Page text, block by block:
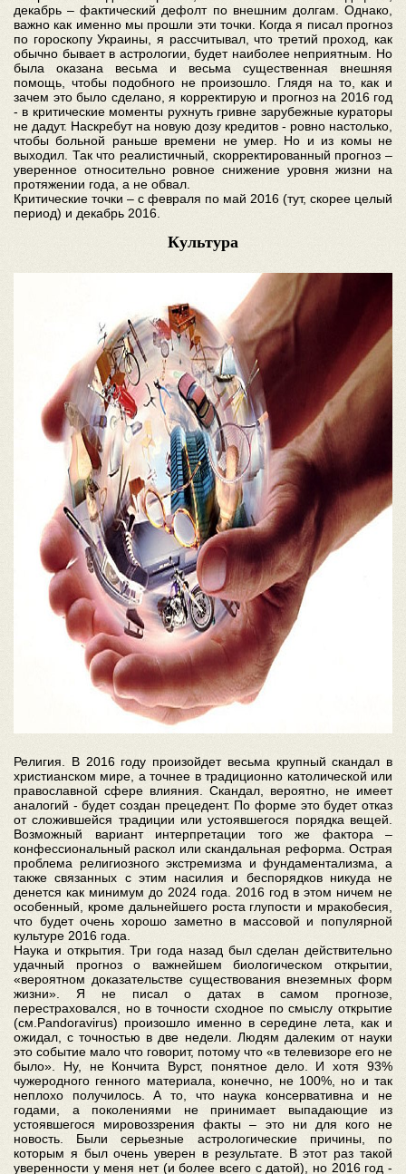
декабрь – фактический дефолт по внешним долгам. Однако,
важно как именно мы прошли эти точки. Когда я писал прогноз
по гороскопу Украины, я рассчитывал, что третий проход, как
обычно бывает в астрологии, будет наиболее неприятным. Но
была оказана весьма и весьма существенная внешняя
помощь, чтобы подобного не произошло. Глядя на то, как и
зачем это было сделано, я корректирую и прогноз на 2016 год
- в критические моменты рухнуть гривне зарубежные кураторы
не дадут. Наскребут на новую дозу кредитов - ровно настолько,
чтобы больной раньше времени не умер. Но и из комы не
выходил. Так что реалистичный, скорректированный прогноз –
уверенное относительно ровное снижение уровня жизни на
протяжении года, а не обвал.
Критические точки – с февраля по май 2016 (тут, скорее целый
период) и декабрь 2016.
Культура
Религия. В 2016 году произойдет весьма крупный скандал в
христианском мире, а точнее в традиционно католической или
православной сфере влияния. Скандал, вероятно, не имеет
аналогий - будет создан прецедент. По форме это будет отказ
от сложившейся традиции или устоявшегося порядка вещей.
Возможный вариант интерпретации того же фактора –
конфессиональный раскол или скандальная реформа. Острая
проблема религиозного экстремизма и фундаментализма, а
также связанных с этим насилия и беспорядков никуда не
денется как минимум до 2024 года. 2016 год в этом ничем не
особенный, кроме дальнейшего роста глупости и мракобесия,
что будет очень хорошо заметно в массовой и популярной
культуре 2016 года.
Наука и открытия. Три года назад был сделан действительно
удачный прогноз о важнейшем биологическом открытии,
«вероятном доказательстве существования внеземных форм
жизни». Я не писал о датах в cамом прогнозе,
перестраховался, но в точности сходное по смыслу открытие
(см.Pandoravirus) произошло именно в середине лета, как и
ожидал, с точностью в две недели. Людям далеким от науки
это событие мало что говорит, потому что «в телевизоре его не
было». Ну, не Кончита Вурст, понятное дело. И хотя 93%
чужеродного генного материала, конечно, не 100%, но и так
неплохо получилось. А то, что наука консервативна и не
годами, а поколениями не принимает выпадающие из
устоявшегося мировоззрения факты – это ни для кого не
новость. Были серьезные астрологические причины, по
которым я был очень уверен в результате. В этот раз такой
уверенности у меня нет (и более всего с датой), но 2016 год -